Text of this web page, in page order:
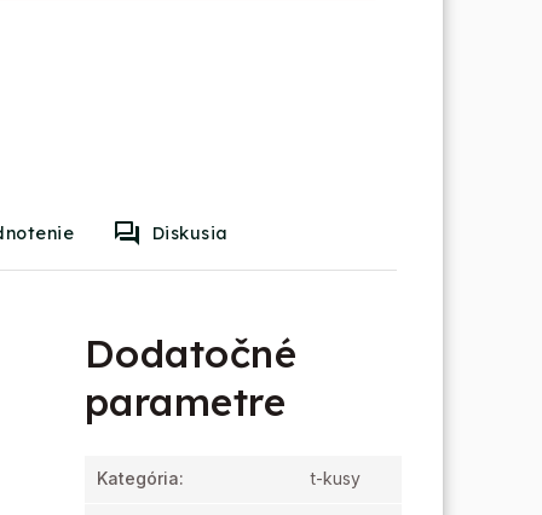
Diskusia
Dodatočné
parametre
Kategória: t-kusy